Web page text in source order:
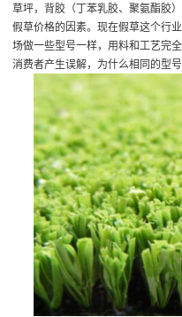
草坪，背胶（丁苯乳胶、聚氨酯胶
假草价格的因素。现在假草这个行
场做一些型号一样，用料和工艺完
消费者产生误解，为什么相同的型